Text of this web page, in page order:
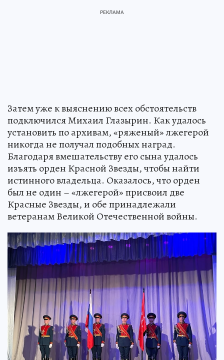
Затем уже к выяснению всех обстоятельств
подключился Михаил Глазырин. Как удалось
установить по архивам, «ряженый» лжегерой
никогда не получал подобных наград.
Благодаря вмешательству его сына удалось
изъять орден Красной Звезды, чтобы найти
истинного владельца. Оказалось, что орден
был не один – «лжегерой» присвоил две
Красные Звезды, и обе принадлежали
ветеранам Великой Отечественной войны.